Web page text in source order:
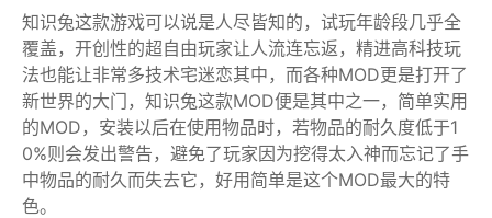
知识兔这款游戏可以说是人尽皆知的，试玩年龄段几乎全
覆盖，开创性的超自由玩家让人流连忘返，精进高科技玩
法也能让非常多技术宅迷恋其中，而各种MOD更是打开了
新世界的大门，知识兔这款MOD便是其中之一，简单实用
的MOD，安装以后在使用物品时，若物品的耐久度低于1
0%则会发出警告，避免了玩家因为挖得太入神而忘记了手
中物品的耐久而失去它，好用简单是这个MOD最大的特
色。